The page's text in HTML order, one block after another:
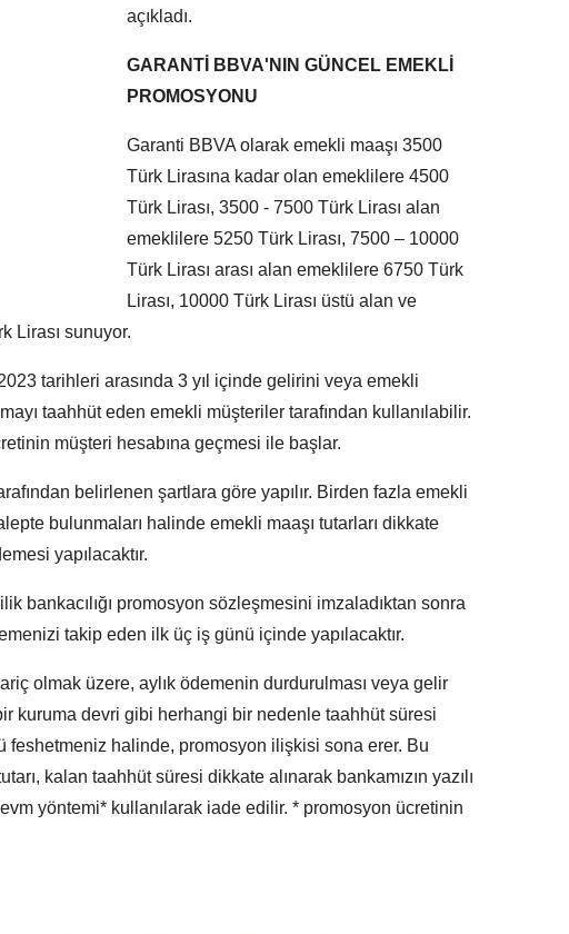
açıkladı.
GARANTİ BBVA'NIN GÜNCEL EMEKLİ
PROMOSYONU
Garanti BBVA olarak emekli maaşı 3500
Türk Lirasına kadar olan emeklilere 4500
Türk Lirası, 3500 - 7500 Türk Lirası alan
emeklilere 5250 Türk Lirası, 7500 – 10000
Türk Lirası arası alan emeklilere 6750 Türk
Lirası, 10000 Türk Lirası üstü alan ve
Lirası sunuyor.
tarihleri arasında 3 yıl içinde gelirini veya emekli
taahhüt eden emekli müşteriler tarafından kullanılabilir.
müşteri hesabına geçmesi ile başlar.
belirlenen şartlara göre yapılır. Birden fazla emekli
bulunmaları halinde emekli maaşı tutarları dikkate
yapılacaktır.
bankacılığı promosyon sözleşmesini imzaladıktan sonra
takip eden ilk üç iş günü içinde yapılacaktır.
olmak üzere, aylık ödemenin durdurulması veya gelir
kuruma devri gibi herhangi bir nedenle taahhüt süresi
feshetmeniz halinde, promosyon ilişkisi sona erer. Bu
kalan taahhüt süresi dikkate alınarak bankamızın yazılı
yöntemi* kullanılarak iade edilir. * promosyon ücretinin